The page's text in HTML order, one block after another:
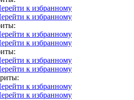
к избранному
к избранному
к избранному
к избранному
к избранному
к избранному
к избранному
к избранному